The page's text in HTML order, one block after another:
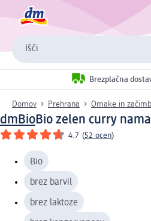
Išči
Brezplačna
Domov Prehrana Omake in
dmBioBio zelen curry
4.7 (52 ocen)
Bio
brez barvil
brez laktoze